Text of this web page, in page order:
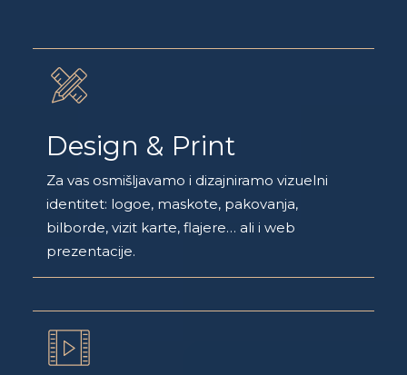
Design & Print
Za vas osmišljavamo i dizajniramo vizuelni
identitet: logoe, maskote, pakovanja,
bilborde, vizit karte, flajere… ali i web
prezentacije.